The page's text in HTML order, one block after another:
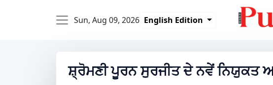
Sun, Aug 09, 2026 English Edition
ਸ਼੍ਰੋਮਣੀ ਪੂਰਨ ਸੁਰਜੀਤ ਦੇ ਨਵੇਂ ਨਿਯੁਕਤ